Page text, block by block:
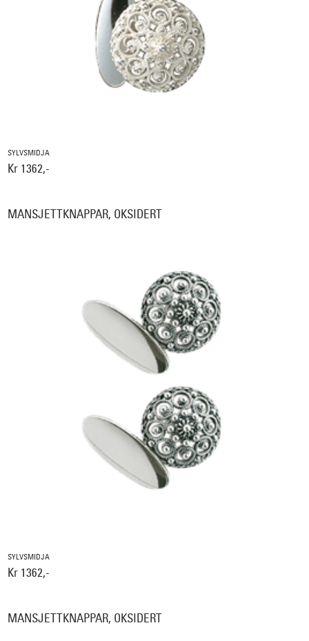
SYLVSMIDJA
Kr 1362,-
MANSJETTKNAPPAR, OKSIDERT
SYLVSMIDJA
Kr 1362,-
MANSJETTKNAPPAR, OKSIDERT